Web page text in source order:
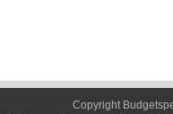
Copyright